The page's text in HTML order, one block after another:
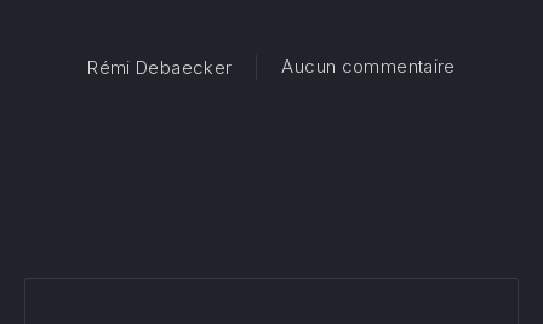
Rémi Debaecker Aucun commentaire